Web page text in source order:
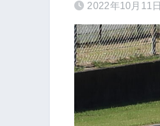
2022年10月11日